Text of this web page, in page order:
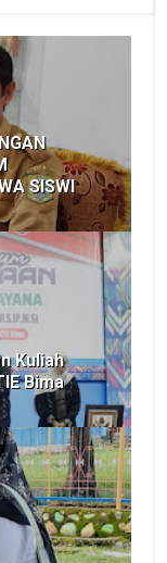
SISWI
Kuliah
Bima